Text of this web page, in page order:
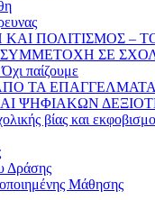
ΠΟΛΙΤΙΣΜΟΣ –
ΣΥΜΜΕΤΟΧΗ ΣΕ
παίζουμε
ΤΑ
ΨΗΦΙΑΚΩΝ
βίας και
Δράσης
Μάθησης